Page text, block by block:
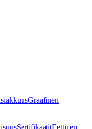
Graafinen
SertifikaatitEettinen